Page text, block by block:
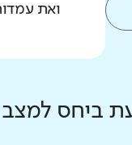
ואת
ביחס